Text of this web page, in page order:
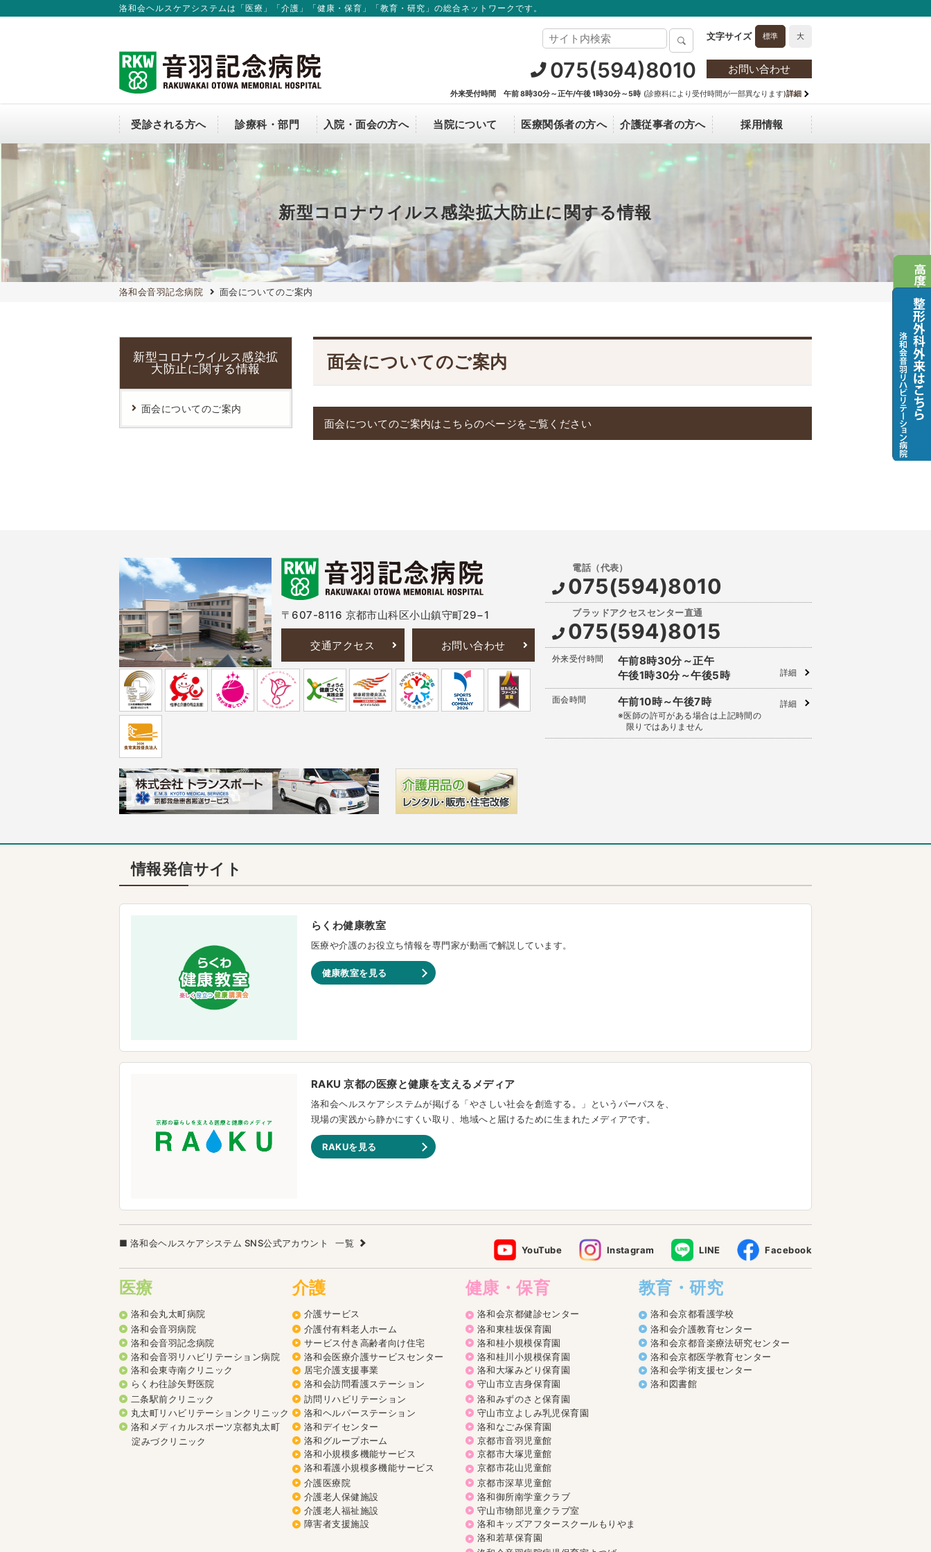
洛和会ヘルスケアシステムは「医療」「介護」「健康・保育」「教育・研究」の総合ネットワークです。
標準 大
お問い合わせ
075(594)8010
外来受付時間 午前 8時30分～正午/午後 1時30分～5時 (診療科により受付時間が一部異なります)詳細
受診される方へ
外来のご案内
Changing Medical Fee for Non-
診療科・部門
診療科
医師から探す
入院・面会の方へ
入院のご案内 マスク着用のお願い
個室のご案内
当院について
会長からのごあいさつ 病院長からのごあいさつ
当院の方針について 病院概要
医療従事者の負担軽減および処遇改善に
関する取組事項
治験について フロア案内図
当院で実施中の臨床研究の情報
コンビニ 病院見学 個人情報保護方針
医療関係者の方へ
連携窓口（地域連携課）
介護従事者の方へ
介護従事者の方へ
採用情報
新卒採用
新型コロナウイルス感染拡大防止に関する情報
洛和会音羽記念病院 面会についてのご案内
面会についてのご案内
面会についてのご案内はこちらのページをご覧ください
新型コロナウイルス感染拡
大防止に関する情報
面会についてのご案内
〒607-8116 京都市山科区小山鎮守町29−1
交通アクセス お問い合わせ
075(594)8010
075(594)8015
外来受付時間
午前8時30分～正午
午後1時30分～午後5時
詳細
面会時間 午前10時～午後7時
※医師の許可がある場合は上記時間の
限りではありません
詳細
情報発信サイト
らくわ健康教室
医療や介護のお役立ち情報を専門家が動画で解説しています。
健康教室を見る
RAKU 京都の医療と健康を支えるメディア
洛和会ヘルスケアシステムが掲げる「やさしい社会を創造する。」というパーパスを、
現場の実践から静かにすくい取り、地域へと届けるために生まれたメディアです。
RAKUを見る
洛和会ヘルスケアシステム SNS公式アカウント 一覧
YouTube Instagram LINE Facebook
医療
洛和会丸太町病院
洛和会音羽病院
洛和会音羽記念病院
洛和会音羽リハビリテーション病院
洛和会東寺南クリニック
らくわ往診矢野医院
二条駅前クリニック
丸太町リハビリテーションクリニック
洛和メディカルスポーツ京都丸太町
淀みづクリニック
介護
介護サービス
介護付有料老人ホーム
サービス付き高齢者向け住宅
洛和会医療介護サービスセンター
居宅介護支援事業
洛和会訪問看護ステーション
訪問リハビリテーション
洛和ヘルパーステーション
洛和デイセンター
洛和グループホーム
洛和小規模多機能サービス
洛和看護小規模多機能サービス
介護医療院
介護老人保健施設
介護老人福祉施設
障害者支援施設
健康・保育
洛和会京都健診センター
洛和東桂坂保育園
洛和桂小規模保育園
洛和桂川小規模保育園
洛和大塚みどり保育園
守山市立吉身保育園
洛和みずのさと保育園
守山市立よしみ乳児保育園
洛和なごみ保育園
京都市音羽児童館
京都市大塚児童館
京都市花山児童館
京都市深草児童館
洛和御所南学童クラブ
守山市物部児童クラブ室
洛和キッズアフタースクールもりやま
洛和若草保育園
教育・研究
洛和会京都看護学校
洛和会介護教育センター
洛和会京都音楽療法研究センター
洛和会京都医学教育センター
洛和会学術支援センター
洛和図書館